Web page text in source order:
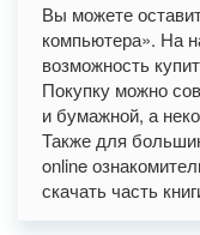
Вы можете
компьютера». На
возможность
Покупку можно
и бумажной, а
Также для
online
скачать часть